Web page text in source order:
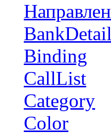
Binding
CallList
Category
Color